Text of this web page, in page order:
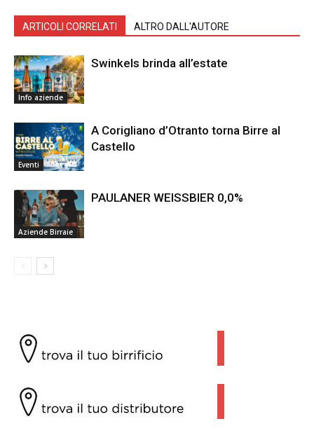
ARTICOLI CORRELATI ALTRO DALL'AUTORE
Info aziende
Swinkels brinda all’estate
Eventi
A Corigliano d’Otranto torna Birre al
Castello
Aziende Birraie
PAULANER WEISSBIER 0,0%